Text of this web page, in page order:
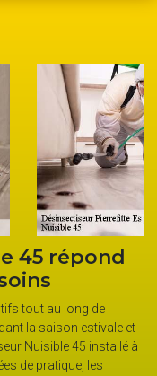
Nuisible 45
équipée de
Confiez la
un professionnel qui est
ainsi de payer ses frais de
Es Bois ou dans les